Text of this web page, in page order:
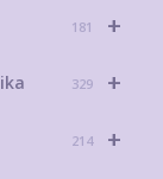
+
181
+
329
+
214